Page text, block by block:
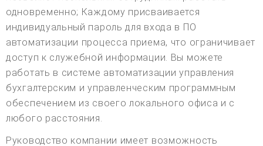
одновременно; Каждому присваивается
индивидуальный пароль для входа в ПО
автоматизации процесса приема, что ограничивает
доступ к служебной информации. Вы можете
работать в системе автоматизации управления
бухгалтерским и управленческим программным
обеспечением из своего локального офиса и с
любого расстояния.
Руководство компании имеет возможность